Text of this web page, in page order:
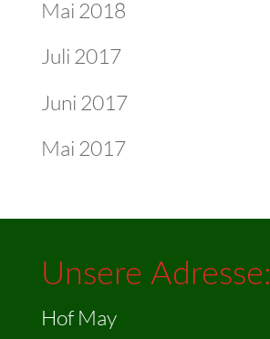
Mai 2018
Juli 2017
Juni 2017
Mai 2017
Unsere Adresse:
Hof May